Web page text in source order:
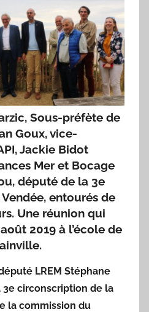
Sous-préfète de
Goux, vice-
Jackie Bidot
Mer et Bocage
député de la 3e
entourés de
Une réunion qui
2019 à l’école de
LREM Stéphane
circonscription de la
la commission du